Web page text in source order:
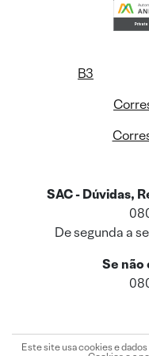
B3
SAC - Dúvidas,
De segunda a
Se
Este site usa cookies e